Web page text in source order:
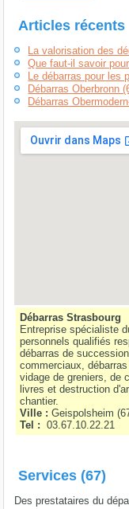
Articles récents
La valorisation des
Que faut-il savoir
Le débarras pour les
Débarras Oberbronn
Débarras
Débarras Strasbourg
Entreprise spécialiste
personnels qualifiés
débarras de
commerciaux,
vidage de greniers, de
livres et destruction
chantier.
Ville :Geispolsheim(
Tel :
03.67.10.22.21
Services (67)
Des prestataires du